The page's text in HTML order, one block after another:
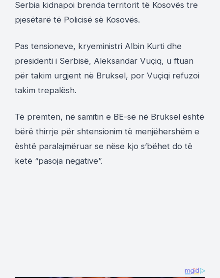
Serbia kidnapoi brenda territorit të Kosovës tre
pjesëtarë të Policisë së Kosovës.
Pas tensioneve, kryeministri Albin Kurti dhe
presidenti i Serbisë, Aleksandar Vuçiq, u ftuan
për takim urgjent në Bruksel, por Vuçiqi refuzoi
takim trepalësh.
Të premten, në samitin e BE-së në Bruksel është
bërë thirrje për shtensionim të menjëhershëm e
është paralajmëruar se nëse kjo s’bëhet do të
ketë “pasoja negative”.